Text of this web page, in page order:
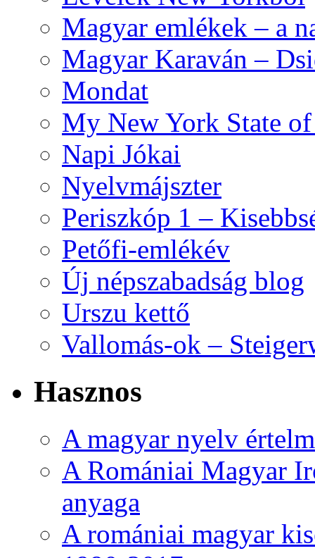
Magyar emlékek – a
Magyar Karaván –
Mondat
My New York State
Napi Jókai
Nyelvmájszter
Periszkóp 1 –
Petőfi-emlékév
Új népszabadság blog
Urszu kettő
Vallomás-ok –
Hasznos
A magyar nyelv
A Romániai Magyar
anyaga
A romániai magyar